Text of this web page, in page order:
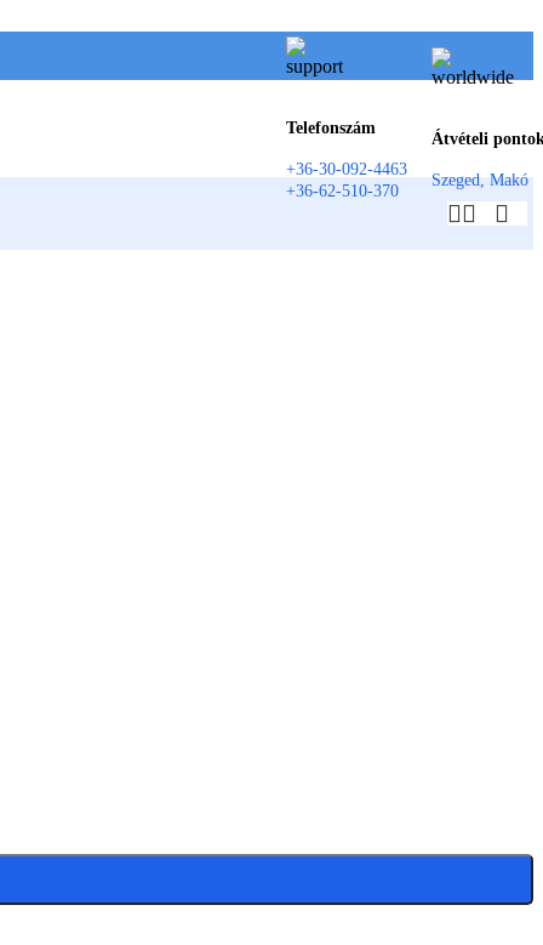
Telefonszám
+36-30-092-4463
+36-62-510-370
Átvételi
Szeged, Makó